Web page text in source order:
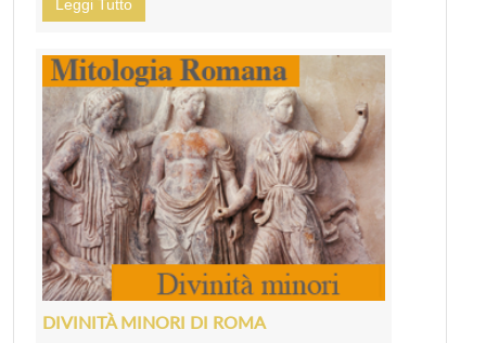
Leggi Tutto
DIVINITÀ MINORI DI ROMA